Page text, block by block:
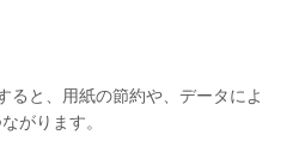
ると、用紙の節約や、データによ
がります。